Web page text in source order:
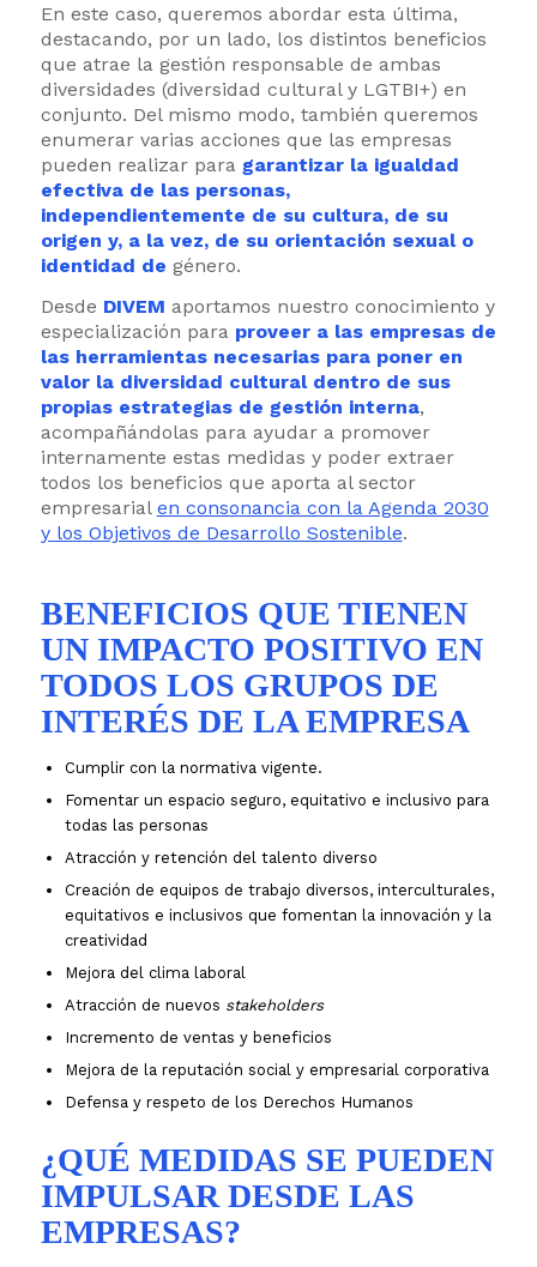
En este caso, queremos abordar esta última,
destacando, por un lado, los distintos beneficios
que atrae la gestión responsable de ambas
diversidades (diversidad cultural y LGTBI+) en
conjunto. Del mismo modo, también queremos
enumerar varias acciones que las empresas
pueden realizar para garantizar la igualdad
efectiva de las personas,
independientemente de su cultura, de su
origen y, a la vez, de su orientación sexual o
identidad de género.
Desde DIVEM aportamos nuestro conocimiento y
especialización para proveer a las empresas de
las herramientas necesarias para poner en
valor la diversidad cultural dentro de sus
propias estrategias de gestión interna,
acompañándolas para ayudar a promover
internamente estas medidas y poder extraer
todos los beneficios que aporta al sector
empresarial en consonancia con la Agenda 2030
y los Objetivos de Desarrollo Sostenible.
BENEFICIOS QUE TIENEN
UN IMPACTO POSITIVO EN
TODOS LOS GRUPOS DE
INTERÉS DE LA EMPRESA
Cumplir con la normativa vigente.
Fomentar un espacio seguro, equitativo e inclusivo para
todas las personas
Atracción y retención del talento diverso
Creación de equipos de trabajo diversos, interculturales,
equitativos e inclusivos que fomentan la innovación y la
creatividad
Mejora del clima laboral
Atracción de nuevos stakeholders
Incremento de ventas y beneficios
Mejora de la reputación social y empresarial corporativa
Defensa y respeto de los Derechos Humanos
¿QUÉ MEDIDAS SE PUEDEN
IMPULSAR DESDE LAS
EMPRESAS?